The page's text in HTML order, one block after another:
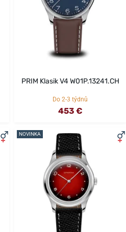
PRIM Klasik V4 W01P.13241.CH
Do 2-3 týdnů
453 €
NOVINKA